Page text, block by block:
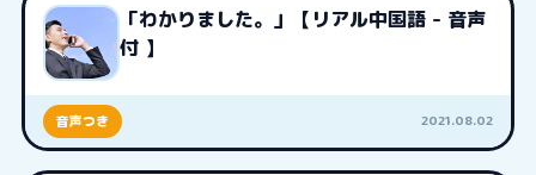
「わかりました。」【リアル中国語 - 音声
付 】
音声つき 2021.08.02